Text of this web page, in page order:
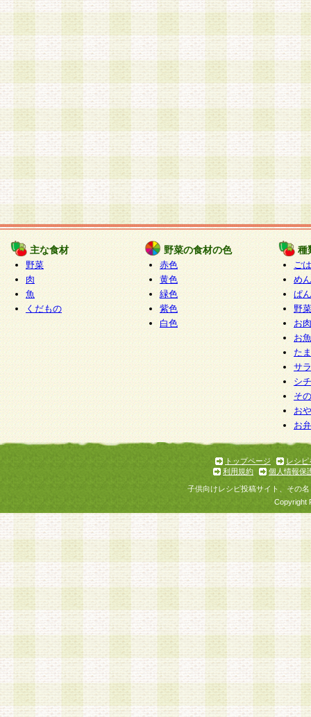
主な食材
野菜
肉
魚
くだもの
野菜の食材の色
赤色
黄色
緑色
紫色
白色
種
ご
めん
ぱん
野
お
お
た
サ
シ
そ
お
お
トップページ
レシピ
利用規約
個人情報保
子供向けレシピ投稿サイト、その
Copyright